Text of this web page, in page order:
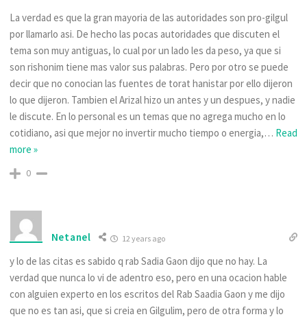
La verdad es que la gran mayoria de las autoridades son pro-gilgul
por llamarlo asi. De hecho las pocas autoridades que discuten el
tema son muy antiguas, lo cual por un lado les da peso, ya que si
son rishonim tiene mas valor sus palabras. Pero por otro se puede
decir que no conocian las fuentes de torat hanistar por ello dijeron
lo que dijeron. Tambien el Arizal hizo un antes y un despues, y nadie
le discute. En lo personal es un temas que no agrega mucho en lo
cotidiano, asi que mejor no invertir mucho tiempo o energia,… Read
more »
0
Netanel 12 years ago
y lo de las citas es sabido q rab Sadia Gaon dijo que no hay. La
verdad que nunca lo vi de adentro eso, pero en una ocacion hable
con alguien experto en los escritos del Rab Saadia Gaon y me dijo
que no es tan asi, que si creia en Gilgulim, pero de otra forma y lo